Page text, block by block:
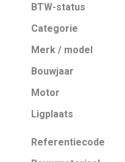
BTW-status
Categorie
Merk / model
Bouwjaar
Motor
Ligplaats
Referentiecode